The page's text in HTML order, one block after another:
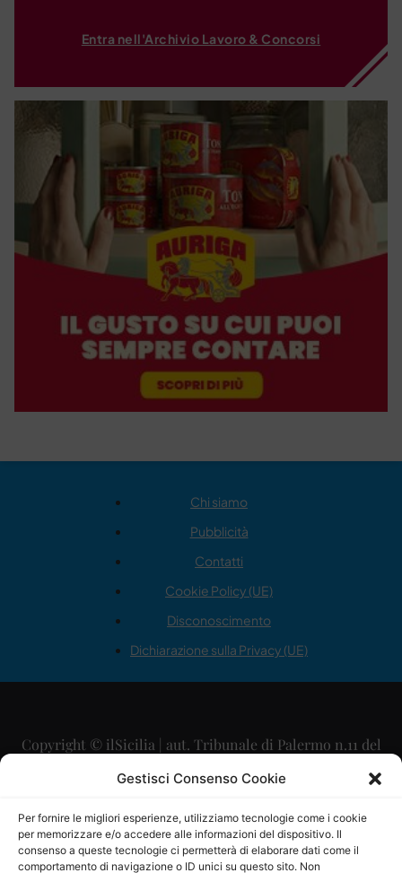
Gestisci Consenso Cookie
Per fornire le migliori esperienze, utilizziamo tecnologie come i cookie
per memorizzare e/o accedere alle informazioni del dispositivo. Il
consenso a queste tecnologie ci permetterà di elaborare dati come il
comportamento di navigazione o ID unici su questo sito. Non
Entra nell'Archivio Lavoro & Concorsi
Chi siamo
Pubblicità
Contatti
Cookie Policy (UE)
Disconoscimento
Dichiarazione sulla Privacy (UE)
Copyright © ilSicilia | aut. Tribunale di Palermo n.11 del
29/09/2015
Direttore Editoriale: Maurizio Scaglione